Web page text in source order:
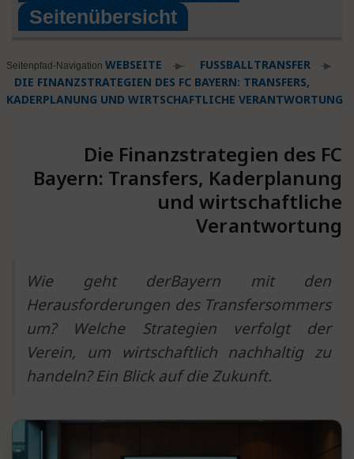
Seitenübersicht
Seitenpfad-Navigation WEBSEITE ▶ FUSSBALLTRANSFER ▶
DIE FINANZSTRATEGIEN DES FC BAYERN: TRANSFERS,
KADERPLANUNG UND WIRTSCHAFTLICHE VERANTWORTUNG
Die Finanzstrategien des FC
Bayern: Transfers, Kaderplanung
und wirtschaftliche
Verantwortung
Wie geht derBayern mit den
Herausforderungen des Transfersommers
um? Welche Strategien verfolgt der
Verein, um wirtschaftlich nachhaltig zu
handeln? Ein Blick auf die Zukunft.